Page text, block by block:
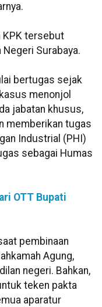
KPK tersebut
Surabaya.
bertugas sejak
menonjol
jabatan khusus,
memberikan tugas
Industrial (PHI)
sebagai Humas
OTT Bupati
pembinaan
Agung,
negeri. Bahkan,
teken pakta
aparatur